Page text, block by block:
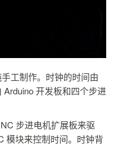
工制作。时钟的时间由
开发板和四个步进
步进电机扩展板来驱
模块来控制时间。时钟背